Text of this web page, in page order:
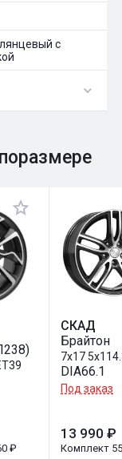
с
₽
СКАД
Брайтон
7x17
DIA66.1
Под заказ
13 990 ₽
Комплект